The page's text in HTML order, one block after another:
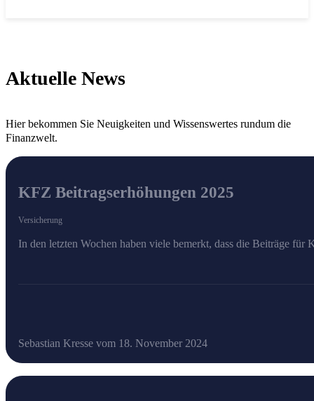
Aktuelle News
Hier bekommen Sie Neuigkeiten und Wissenswertes rundum die
Finanzwelt.
KFZ Beitragserhöhungen 2025
Versicherung
In den letzten Wochen haben viele bemerkt, dass die Beiträge
Sebastian Kresse vom 18. November 2024